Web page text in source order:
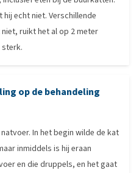
echt niet. Verschillende
ruikt het al op 2 meter
sterk.
op de behandeling
In het begin wilde de kat
inmiddels is hij eraan
en die druppels, en het gaat